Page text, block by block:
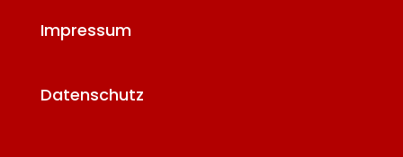
Impressum
Datenschutz